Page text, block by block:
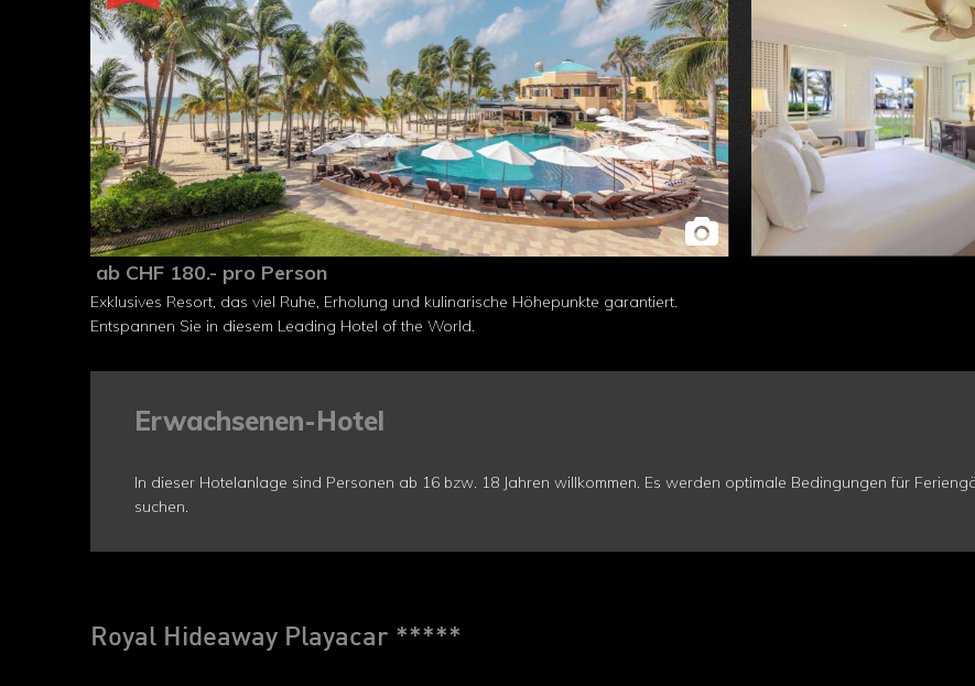
ab CHF 180.- pro Person
Exklusives Resort, das viel Ruhe, Erholung und kulinarische Höhepunkte garantiert.
Entspannen Sie in diesem Leading Hotel of the World.
Erwachsenen-Hotel
In dieser Hotelanlage sind Personen ab 16 bzw. 18 Jahren willkommen. Es werden optimale Bedingungen für
suchen.
Royal Hideaway Playacar *****